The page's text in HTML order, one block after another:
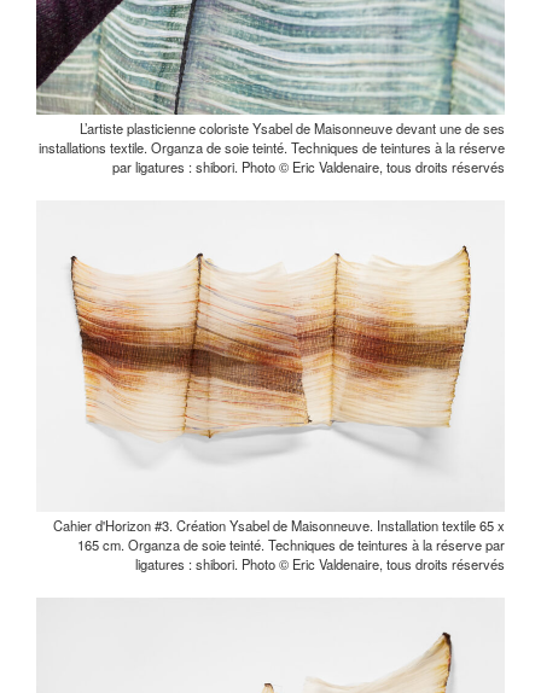
L’artiste plasticienne coloriste Ysabel de Maisonneuve devant une de ses
installations textile. Organza de soie teinté. Techniques de teintures à la réserve
par ligatures : shibori. Photo © Eric Valdenaire, tous droits réservés
Cahier d'Horizon #3. Création Ysabel de Maisonneuve. Installation textile 65 x
165 cm. Organza de soie teinté. Techniques de teintures à la réserve par
ligatures : shibori. Photo © Eric Valdenaire, tous droits réservés